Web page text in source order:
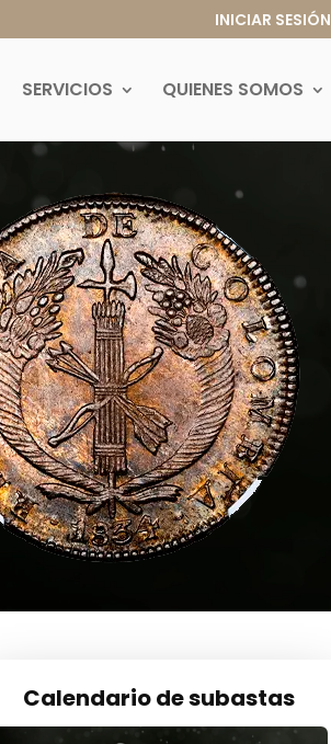
INICIAR SESIÓN
SERVICIOS QUIENES SOMOS
Calendario de subastas